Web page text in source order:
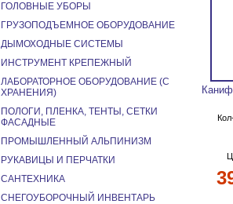
ГОЛОВНЫЕ УБОРЫ
ГРУЗОПОДЪЕМНОЕ ОБОРУДОВАНИЕ
ДЫМОХОДНЫЕ СИСТЕМЫ
ИНСТРУМЕНТ КРЕПЕЖНЫЙ
ЛАБОРАТОРНОЕ ОБОРУДОВАНИЕ (С
ХРАНЕНИЯ)
ПОЛОГИ, ПЛЕНКА, ТЕНТЫ, СЕТКИ
ФАСАДНЫЕ
ПРОМЫШЛЕННЫЙ АЛЬПИНИЗМ
РУКАВИЦЫ И ПЕРЧАТКИ
САНТЕХНИКА
СНЕГОУБОРОЧНЫЙ ИНВЕНТАРЬ